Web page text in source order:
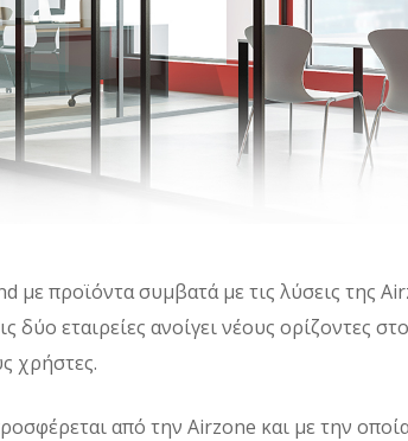
προϊόντα συμβατά με τις λύσεις της
δύο εταιρείες ανοίγει νέους ορίζοντες
χρήστες.
από την Airzone και με την